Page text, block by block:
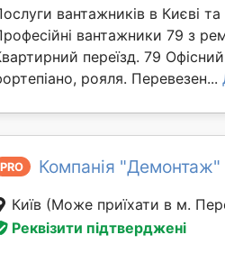
вантажників в Києві та
вантажники 79 з
переїзд. 79
рояля. Перевезен...
PRO Компанія "Демонтаж"
Київ (Може приїхати в м.
Реквізити підтверджені